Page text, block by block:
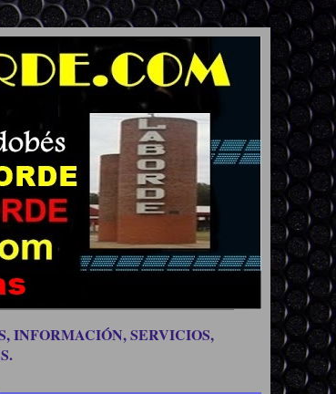
INFORMACIÓN, SERVICIOS,